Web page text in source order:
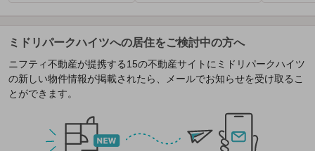
ミドリパークハイツへの居住をご検討中の方へ
ニフティ不動産が提携する15の不動産サイトにミドリパークハイツ
の新しい物件情報が掲載されたら、メールでお知らせを受け取るこ
とができます。